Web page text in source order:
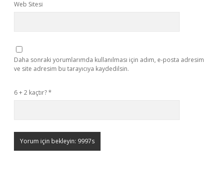
Web Sitesi
Daha sonraki yorumlarımda kullanılması için adım, e-posta adresim
ve site adresim bu tarayıcıya kaydedilsin.
6 + 2 kaçtır?*